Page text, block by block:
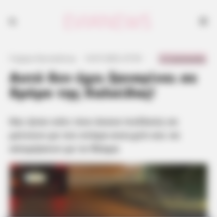
Αυτό δεν έχει ξαναγίνει σε
δρόμο της Χαλκίδας!
απορήσουν με το θέαμα